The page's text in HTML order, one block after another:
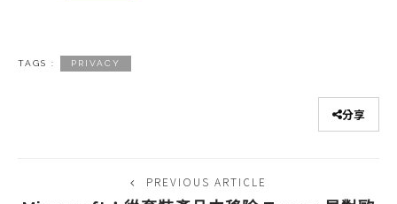
TAGS : PRIVACY
分享
PREVIOUS ARTICLE